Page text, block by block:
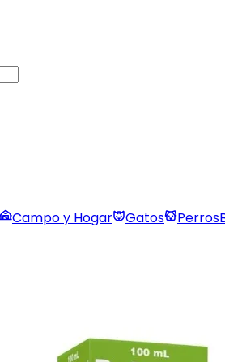
Campo y Hogar Gatos Perros